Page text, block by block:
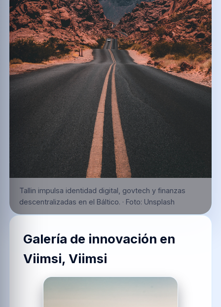
Tallin impulsa identidad digital, govtech y finanzas
descentralizadas en el Báltico. · Foto: Unsplash
Galería de innovación en
Viimsi, Viimsi